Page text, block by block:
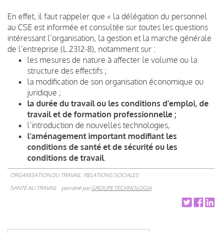
En effet, il faut rappeler que « la délégation du personnel
au CSE est informée et consultée sur toutes les questions
intéressant l’organisation, la gestion et la marche générale
de l’entreprise (L.2312-8), notamment sur :
les mesures de nature à affecter le volume ou la
structure des effectifs ;
la modification de son organisation économique ou
juridique ;
la durée du travail ou les conditions d’emploi, de
travail et de formation professionnelle ;
l’introduction de nouvelles technologies,
l’aménagement important modifiant les
conditions de santé et de sécurité ou les
conditions de travail.
ORGANISATION DU TRAVAIL RELATIONS SOCIALES
SANTÉ AU TRAVAIL
parrainé parGROUPE TECHNOLOGIA